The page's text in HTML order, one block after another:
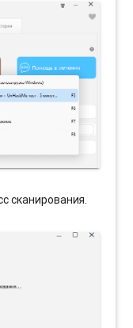
сканирования.